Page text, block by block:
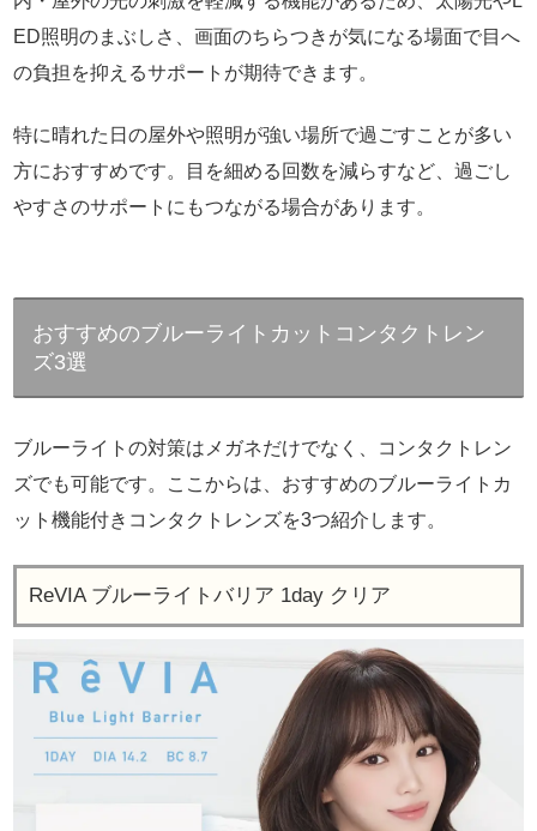
ED照明のまぶしさ、画面のちらつきが気になる場面で目へ
の負担を抑えるサポートが期待できます。
特に晴れた日の屋外や照明が強い場所で過ごすことが多い
方におすすめです。目を細める回数を減らすなど、過ごし
やすさのサポートにもつながる場合があります。
おすすめのブルーライトカットコンタクトレン
ズ3選
ブルーライトの対策はメガネだけでなく、コンタクトレン
ズでも可能です。ここからは、おすすめのブルーライトカ
ット機能付きコンタクトレンズを3つ紹介します。
ReVIA ブルーライトバリア 1day クリア